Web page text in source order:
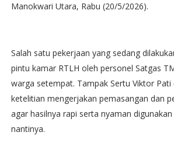
Manokwari Utara, Rabu (20/5/2026).
Salah satu pekerjaan yang sedang
pintu kamar RTLH oleh personel Satgas
warga setempat. Tampak Sertu Viktor Pati
ketelitian mengerjakan pemasangan dan
agar hasilnya rapi serta nyaman
nantinya.